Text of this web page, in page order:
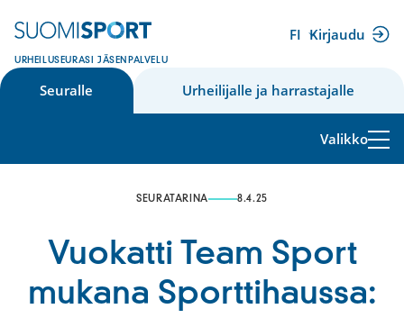
sisältöön
URHEILUSEURASI JÄSENPALVELU
FI Kirjaudu
(ulkoinen
Seuralle
Urheilijalle ja harrastajalle
Valikko
SEURATARINA 8.4.25
Vuokatti Team Sport
mukana Sporttihaussa: